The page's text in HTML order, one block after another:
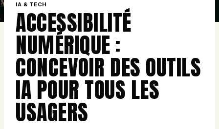
IA & TECH
ACCESSIBILITÉ
NUMÉRIQUE :
CONCEVOIR DES OUTILS
IA POUR TOUS LES
USAGERS